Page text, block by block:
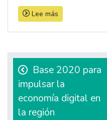
Lee más
Navegación
de
entradas
Base 2020 para
impulsar la
economía digital en
la región